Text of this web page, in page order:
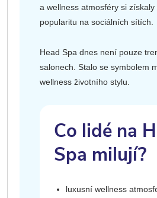
a wellness atmosféry si získaly
popularitu na sociálních sítích.
Head Spa dnes není pouze
salonech. Stalo se symbolem
wellness životního stylu.
Co lidé na
Spa milují?
luxusní wellness